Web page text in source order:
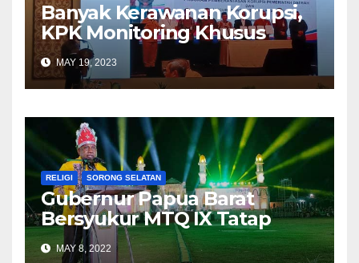
Banyak Kerawanan Korupsi,
KPK Monitoring Khusus
Pemkab Sorong Selatan
MAY 19, 2023
RELIGI SORONG SELATAN
Gubernur Papua Barat
Bersyukur MTQ IX Tatap
Muka
MAY 8, 2022